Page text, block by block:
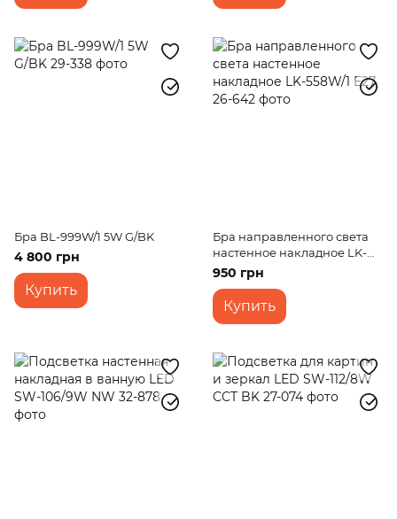
Бра BL-999W/1 5W G/BK
4 800 грн
Купить
Бра направленного света
настенное накладное LK-
558W/1 E27
950 грн
Купить